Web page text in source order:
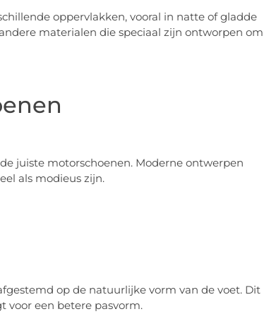
oppervlakken, vooral in natte of gladde
materialen die speciaal zijn ontworpen om
juiste motorschoenen. Moderne ontwerpen
als modieus zijn.
op de natuurlijke vorm van de voet. Dit
voor een betere pasvorm.